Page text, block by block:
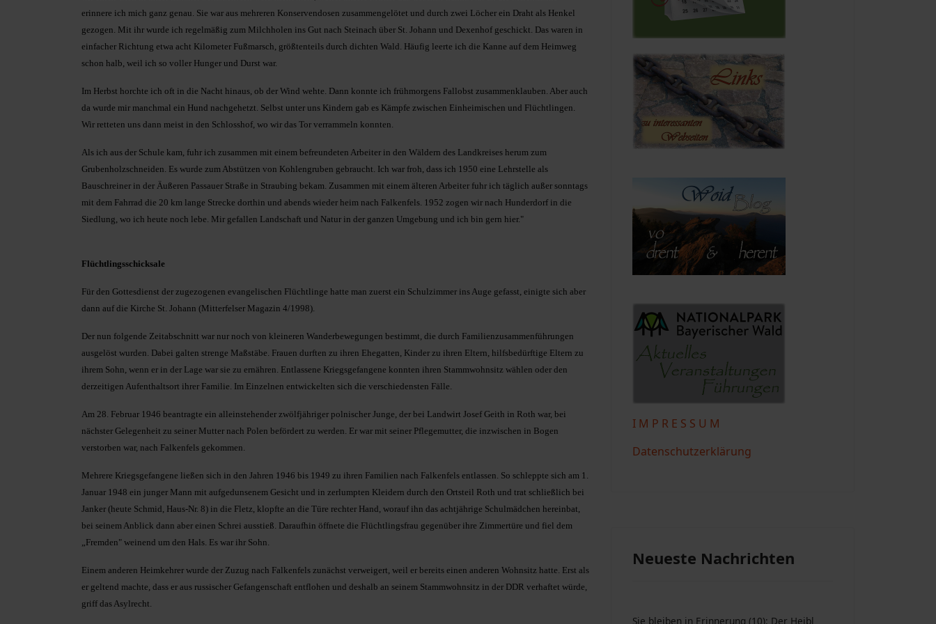
erinnere ich mich ganz genau. Sie war aus mehreren Konservendosen zusammengelötet und durch zwei Löcher ein Draht als Henkel
gezogen. Mit ihr wurde ich regelmäßig zum Milchholen ins Gut nach Steinach über St. Johann und Dexenhof geschickt. Das waren in
einfacher Richtung etwa acht Kilometer Fußmarsch, größtenteils durch dichten Wald. Häufig leerte ich die Kanne auf dem Heimweg
schon halb, weil ich so voller Hunger und Durst war.
Im Herbst horchte ich oft in die Nacht hinaus, ob der Wind wehte. Dann konnte ich frühmorgens Fallobst zusammenklauben. Aber auch
da wurde mir manchmal ein Hund nachgehetzt. Selbst unter uns Kindern gab es Kämpfe zwischen Einheimischen und Flüchtlingen.
Wir retteten uns dann meist in den Schlosshof, wo wir das Tor verrammeln konnten.
Als ich aus der Schule kam, fuhr ich zusammen mit einem befreundeten Arbeiter in den Wäldern des Landkreises herum zum
Grubenholzschneiden. Es wurde zum Abstützen von Kohlengruben gebraucht. Ich war froh, dass ich 1950 eine Lehrstelle als
Bauschreiner in der Äußeren Passauer Straße in Straubing bekam. Zusammen mit einem älteren Arbeiter fuhr ich täglich außer sonntags
mit dem Fahrrad die 20 km lange Strecke dorthin und abends wieder heim nach Falkenfels. 1952 zogen wir nach Hunderdorf in die
Siedlung, wo ich heute noch lebe. Mir gefallen Landschaft und Natur in der ganzen Umgebung und ich bin gern hier."
Flüchtlingsschicksale
Für den Gottesdienst der zugezogenen evangelischen Flüchtlinge hatte man zuerst ein Schulzimmer ins Auge gefasst, einigte sich aber
dann auf die Kirche St. Johann (Mitterfelser Magazin 4/1998).
Der nun folgende Zeitabschnitt war nur noch von kleineren Wanderbewegungen bestimmt, die durch Familienzusammenführungen
ausgelöst wurden. Dabei galten strenge Maßstäbe. Frauen durften zu ihren Ehegatten, Kinder zu ihren Eltern, hilfsbedürftige Eltern zu
ihrem Sohn, wenn er in der Lage war sie zu ernähren. Entlassene Kriegsgefangene konnten ihren Stammwohnsitz wählen oder den
derzeitigen Aufenthaltsort ihrer Familie. Im Einzelnen entwickelten sich die verschiedensten Fälle.
Am 28. Februar 1946 beantragte ein alleinstehender zwölfjähriger polnischer Junge, der bei Landwirt Josef Geith in Roth war, bei
nächster Gelegenheit zu seiner Mutter nach Polen befördert zu werden. Er war mit seiner Pflegemutter, die inzwischen in Bogen
verstorben war, nach Falkenfels gekommen.
Mehrere Kriegsgefangene ließen sich in den Jahren 1946 bis 1949 zu ihren Familien nach Falkenfels entlassen. So schleppte sich am 1.
Januar 1948 ein junger Mann mit aufgedunsenem Gesicht und in zerlumpten Kleidern durch den Ortsteil Roth und trat schließlich bei
Janker (heute Schmid, Haus-Nr. 8) in die Fletz, klopfte an die Türe rechter Hand, worauf ihn das achtjährige Schulmädchen hereinbat,
bei seinem Anblick dann aber einen Schrei ausstieß. Daraufhin öffnete die Flüchtlingsfrau gegenüber ihre Zimmertüre und fiel dem
„Fremden" weinend um den Hals. Es war ihr Sohn.
Einem anderen Heimkehrer wurde der Zuzug nach Falkenfels zunächst verweigert, weil er bereits einen anderen Wohnsitz hatte. Erst als
er geltend machte, dass er aus russischer Gefangenschaft entflohen und deshalb an seinem Stammwohnsitz in der DDR verhaftet würde,
griff das Asylrecht.
I M P R E S S U M
Datenschutzerklärung
Neueste Nachrichten
Sie bleiben in Erinnerung (10): Der Heibl